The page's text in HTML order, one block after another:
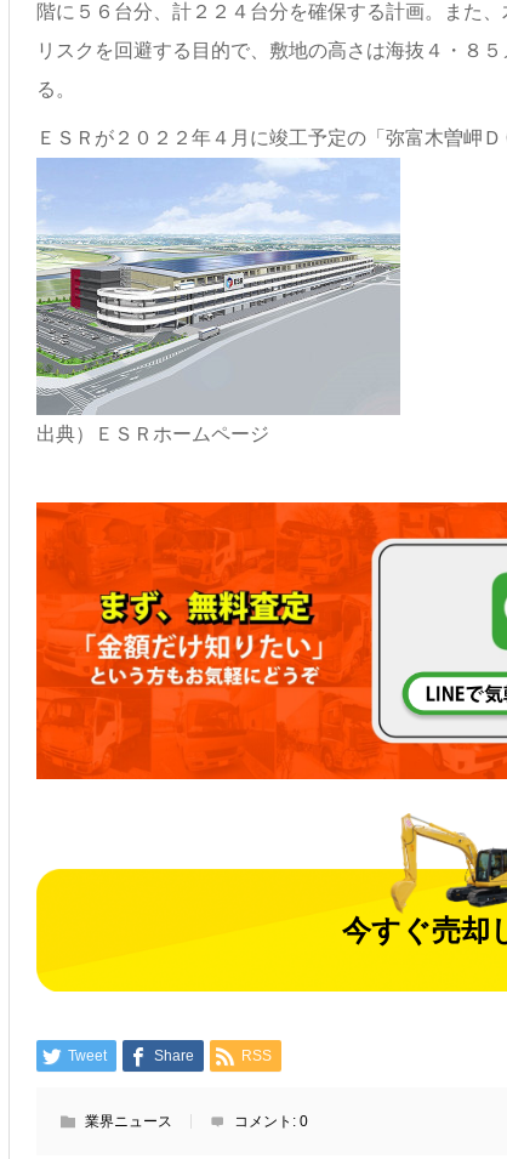
階に５６台分、計２２４台分を確保する計画。また
リスクを回避する目的で、敷地の高さは海抜４・８
る。
ＥＳＲが２０２２年４月に竣工予定の「弥富木曽岬Ｄ
出典）ＥＳＲホームページ
今すぐ売却
Tweet Share RSS
業界ニュース コメント: 0